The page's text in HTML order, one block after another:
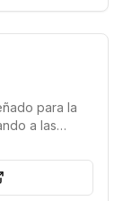
para la
a las
reducción
general.